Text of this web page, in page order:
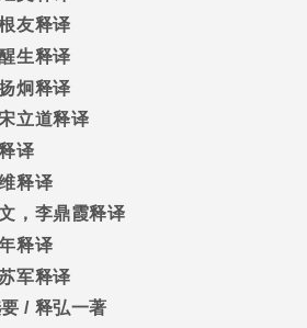
友释译
生释译
炯释译
立道释译
译
释译
，李鼎霞释译
释译
军释译
/ 释弘一著